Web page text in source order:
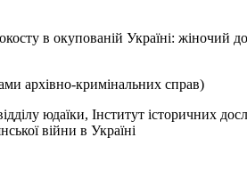
в окупованій Україні: жіночий
архівно-кримінальних справ)
юдаїки, Інститут історичних
війни в Україні